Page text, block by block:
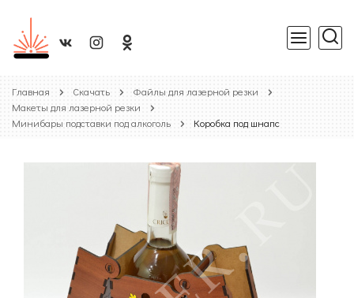
Главная Скачать
Файлы для лазерной резки
Макеты для лазерной резки
Минибары подставки под алкоголь
Коробка под шнапс